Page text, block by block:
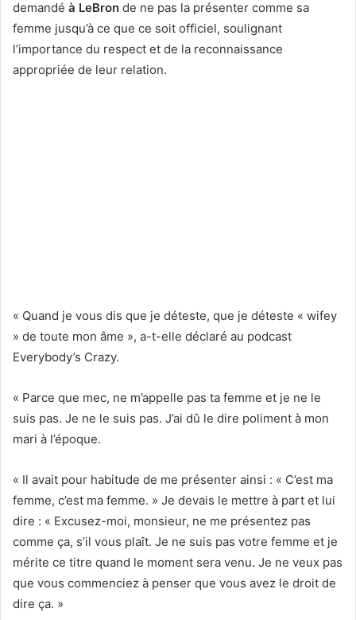
demandé à LeBron de ne pas la présenter comme sa
femme jusqu’à ce que ce soit officiel, soulignant
l’importance du respect et de la reconnaissance
appropriée de leur relation.
« Quand je vous dis que je déteste, que je déteste « wifey
» de toute mon âme », a-t-elle déclaré au podcast
Everybody’s Crazy.
« Parce que mec, ne m’appelle pas ta femme et je ne le
suis pas. Je ne le suis pas. J’ai dû le dire poliment à mon
mari à l’époque.
« Il avait pour habitude de me présenter ainsi : « C’est ma
femme, c’est ma femme. » Je devais le mettre à part et lui
dire : « Excusez-moi, monsieur, ne me présentez pas
comme ça, s’il vous plaît. Je ne suis pas votre femme et je
mérite ce titre quand le moment sera venu. Je ne veux pas
que vous commenciez à penser que vous avez le droit de
dire ça. »